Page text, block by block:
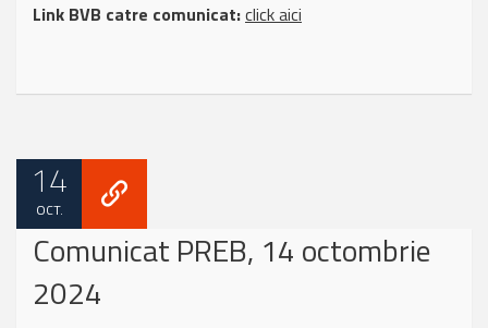
Link BVB catre comunicat:click aici
14
OCT.
Comunicat PREB, 14 octombrie
2024